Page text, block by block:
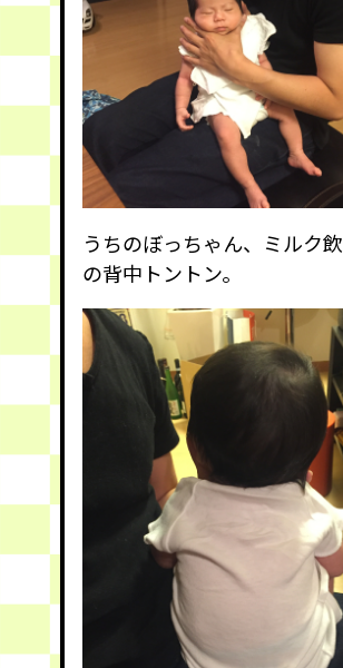
うちのぼっちゃん、ミルク
の背中トントン。